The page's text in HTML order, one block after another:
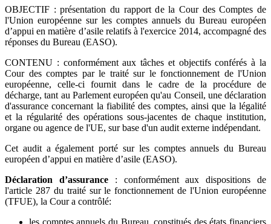
OBJECTIF : présentation du rapport de la Cour des Comptes de
l'Union européenne sur les comptes annuels du Bureau européen
d’appui en matière d’asile relatifs à l'exercice 2014, accompagné des
réponses du Bureau (EASO).
CONTENU : conformément aux tâches et objectifs conférés à la
Cour des comptes par le traité sur le fonctionnement de l'Union
européenne, celle-ci fournit dans le cadre de la procédure de
décharge, tant au Parlement européen qu'au Conseil, une déclaration
d'assurance concernant la fiabilité des comptes, ainsi que la légalité
et la régularité des opérations sous-jacentes de chaque institution,
organe ou agence de l'UE, sur base d'un audit externe indépendant.
Cet audit a également porté sur les comptes annuels du Bureau
européen d’appui en matière d’asile (EASO).
Déclaration d’assurance: conformément aux dispositions de
l'article 287 du traité sur le fonctionnement de l'Union européenne
(TFUE), la Cour a contrôlé:
les comptes annuels du Bureau, constitués des états financiers